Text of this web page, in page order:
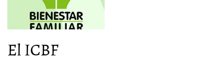
El ICBF